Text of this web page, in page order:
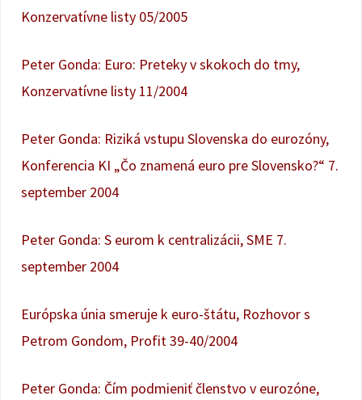
Konzervatívne listy 05/2005
Peter Gonda: Euro: Preteky v skokoch do tmy,
Konzervatívne listy 11/2004
Peter Gonda: Riziká vstupu Slovenska do eurozóny,
Konferencia KI „Čo znamená euro pre Slovensko?“ 7.
september 2004
Peter Gonda: S eurom k centralizácii, SME 7.
september 2004
Európska únia smeruje k euro-štátu, Rozhovor s
Petrom Gondom, Profit 39-40/2004
Peter Gonda: Čím podmieniť členstvo v eurozóne,